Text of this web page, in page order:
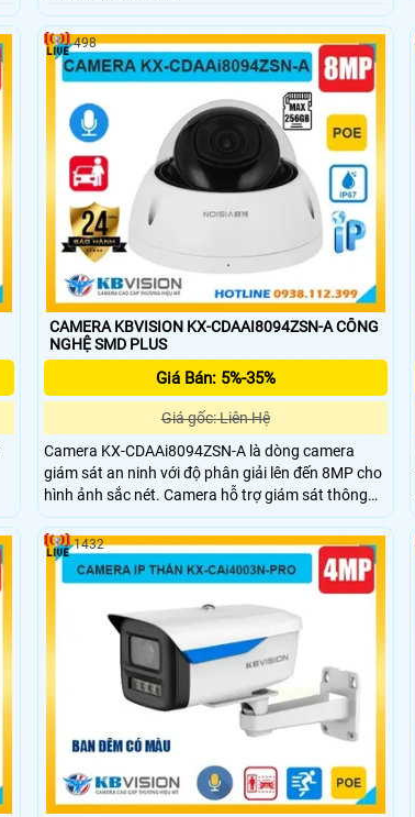
CAMERA KBVISION KX-CDAAI8094ZSN-A CÔNG
NGHỆ SMD PLUS
Giá Bán: 5%-35%
Giá gốc: Liên Hệ
Camera KX-CDAAi8094ZSN-A là dòng camera
giám sát an ninh với độ phân giải lên đến 8MP cho
hình ảnh sắc nét. Camera hỗ trợ giám sát thông
minh phân loại chính xác người và phương tiện,
cùng tính năng phát hiện bất thường. Với chuẩn
bảo vệ IP67, IK10, hồng ngoại 35m, PoE và khe
cắm thẻ Micro SD 256GB camera đảm bảo độ bền
cao và dễ dàng lắp đặt.
498
1432